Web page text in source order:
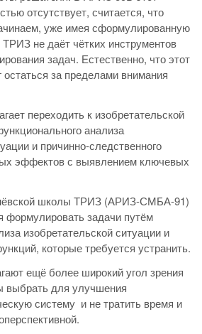
отсутствует, считается, что
уже имея сформулированную
не даёт чётких инструментов
задач. Естественно, что этот
за пределами внимания
переходить к изобретательской
анализа
и причинно-следственного
эффектов с выявлением ключевых
школы ТРИЗ (АРИЗ-СМБА-91)
формулировать задачи путём
изобретательской ситуации и
которые требуется устранить.
ещё более широкий угол зрения
выбрать для улучшения
систему и не тратить время и